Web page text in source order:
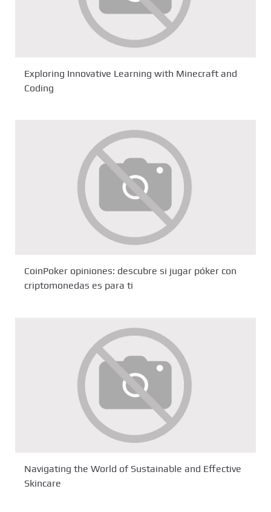
Exploring Innovative Learning with Minecraft and
Coding
CoinPoker opiniones: descubre si jugar póker con
criptomonedas es para ti
Navigating the World of Sustainable and Effective
Skincare